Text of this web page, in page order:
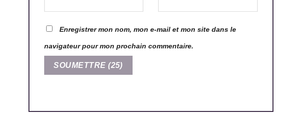
Enregistrer mon nom, mon e-mail et mon site dans le
navigateur pour mon prochain commentaire.